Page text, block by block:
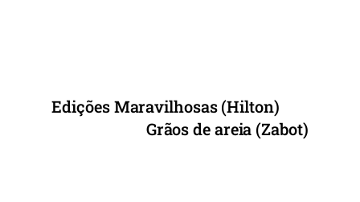
Edições Maravilhosas (Hilton)
Grãos de areia (Zabot)